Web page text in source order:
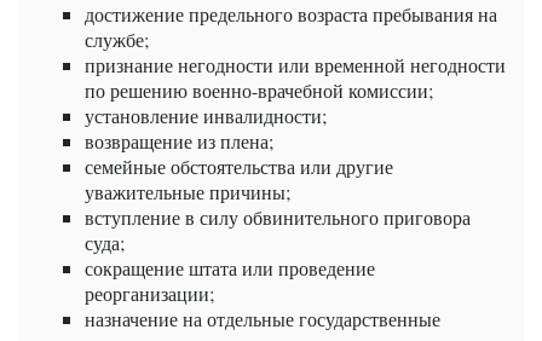
достижение предельного возраста пребывания на
службе;
признание негодности или временной негодности
по решению военно-врачебной комиссии;
установление инвалидности;
возвращение из плена;
семейные обстоятельства или другие
уважительные причины;
вступление в силу обвинительного приговора
суда;
сокращение штата или проведение
реорганизации;
назначение на отдельные государственные